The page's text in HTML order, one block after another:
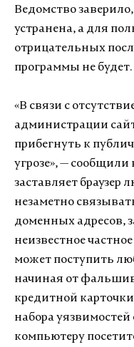
Ведомство заверило,
устранена, а для
отрицательных
программы не будет.
«В связи с
администрации
прибегнуть к
угрозе», —
заставляет браузер
незаметно
доменных адресов,
неизвестное
может поступить
начиная от
кредитной
набора
компьютеру